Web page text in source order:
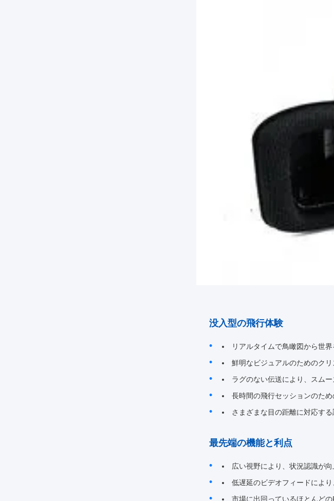
没入型の飛行体験
リアルタイムで鳥瞰図から世界
鮮明なビジュアルのためのクリ
ラグのない伝送により、スムー
長時間の飛行セッションのため
さまざまな目の距離に対応する
最先端の機能と利点
広い視野により、状況認識が向
低遅延のビデオフィードにより
市場に出回っているほとんど